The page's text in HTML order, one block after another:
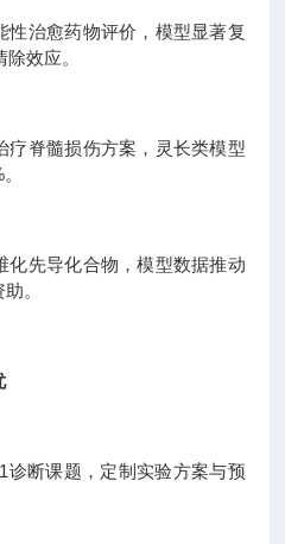
性治愈药物评价，模型显著复
效应。
疗脊髓损伤方案，灵长类模型
化先导化合物，模型数据推动
。
诊断课题，定制实验方案与预